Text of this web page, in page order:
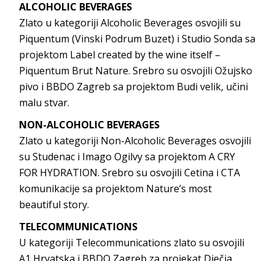
ALCOHOLIC BEVERAGES
Zlato u kategoriji Alcoholic Beverages osvojili su
Piquentum (Vinski Podrum Buzet) i Studio Sonda sa
projektom Label created by the wine itself –
Piquentum Brut Nature. Srebro su osvojili Ožujsko
pivo i BBDO Zagreb sa projektom Budi velik, učini
malu stvar.
NON-ALCOHOLIC BEVERAGES
Zlato u kategoriji Non-Alcoholic Beverages osvojili
su Studenac i Imago Ogilvy sa projektom A CRY
FOR HYDRATION. Srebro su osvojili Cetina i CTA
komunikacije sa projektom Nature’s most
beautiful story.
TELECOMMUNICATIONS
U kategoriji Telecommunications zlato su osvojili